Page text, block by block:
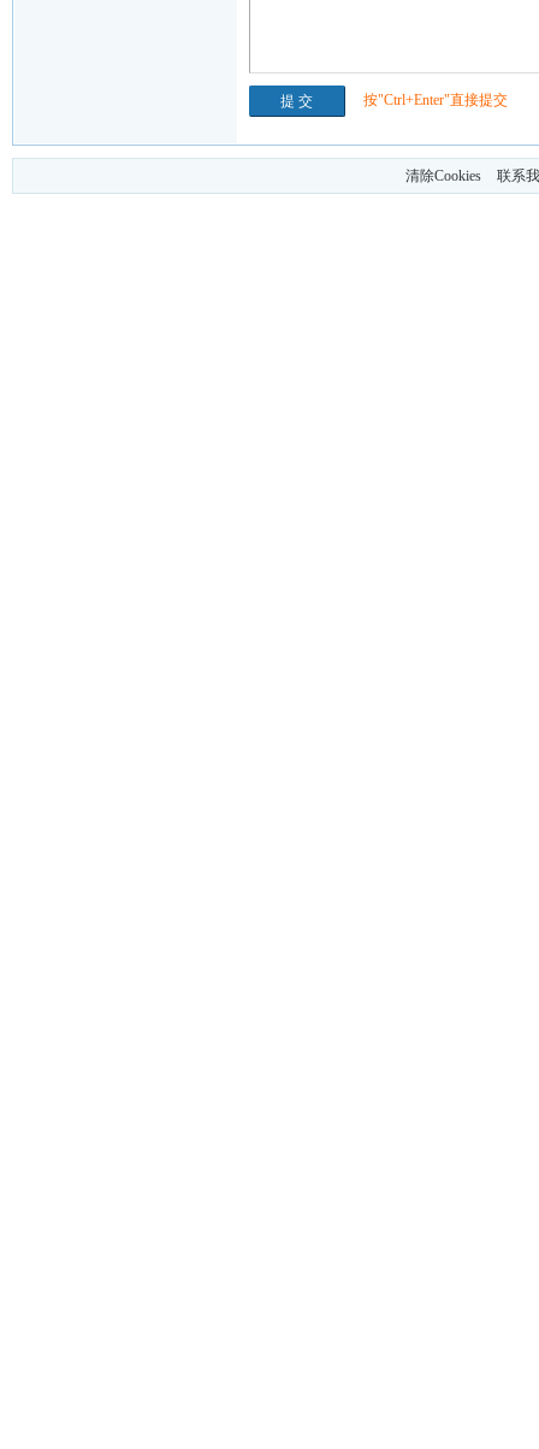
按"Ctrl+Enter"直接提交
清除Cookies 联系